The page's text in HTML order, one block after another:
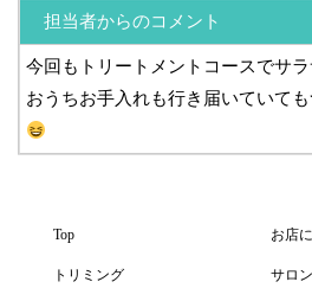
担当者からのコメント
今回もトリートメントコースでサラ
おうちお手入れも行き届いていて
Top お店
トリミング サロ